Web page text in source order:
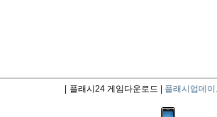
플래시24 게임다운로드 | 플래시업데이